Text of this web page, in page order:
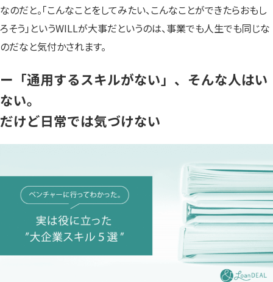
なのだと。「こんなことをしてみたい、こんなことができたらおもし
ろそう」というWILLが大事だというのは、事業でも人生でも同じな
のだなと気付かされます。
ー「通用するスキルがない」、そんな人はい
ない。
だけど日常では気づけない